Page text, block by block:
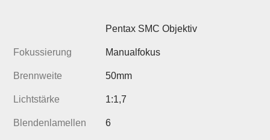
Pentax SMC Objektiv
Fokussierung Manualfokus
Brennweite 50mm
Lichtstärke 1:1,7
Blendenlamellen 6